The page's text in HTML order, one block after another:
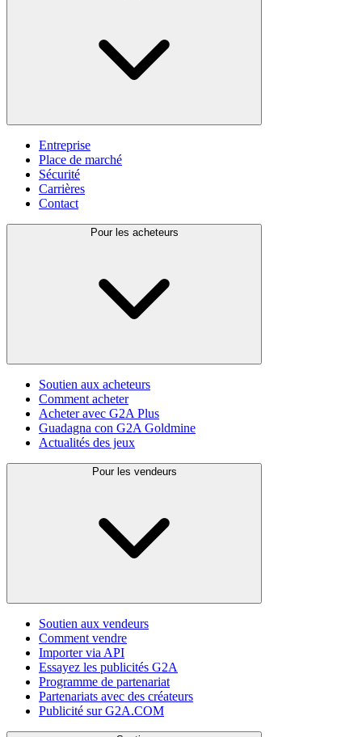
Entreprise
Place de marché
Sécurité
Carrières
Contact
Pour les acheteurs
Soutien aux acheteurs
Comment acheter
Acheter avec G2A Plus
Guadagna con G2A Goldmine
Actualités des jeux
Pour les vendeurs
Soutien aux vendeurs
Comment vendre
Importer via API
Essayez les publicités G2A
Programme de partenariat
Partenariats avec des créateurs
Publicité sur G2A.COM